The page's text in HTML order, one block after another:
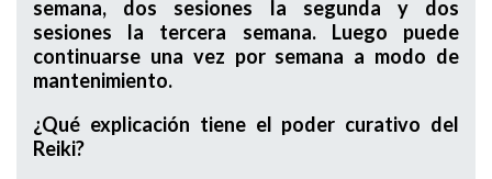
semana, dos sesiones la segunda y dos
sesiones la tercera semana. Luego puede
continuarse una vez por semana a modo de
mantenimiento.
¿Qué explicación tiene el poder curativo del
Reiki?